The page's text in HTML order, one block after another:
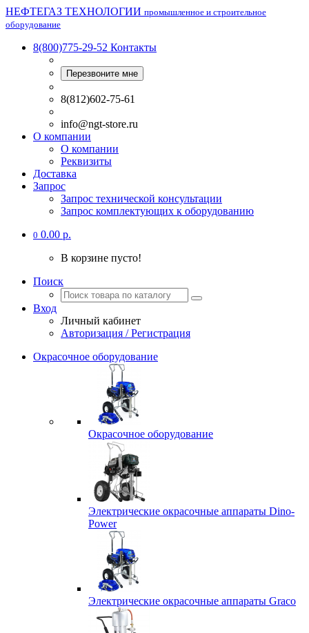
НЕФТЕГАЗ ТЕХНОЛОГИИ промышленное и строительное
оборудование
8(800)775-29-52 Контакты
Перезвоните мне
8(812)602-75-61
info@ngt-store.ru
О компании
О компании
Реквизиты
Доставка
Запрос
Запрос технической консультации
Запрос комплектующих к оборудованию
0 0.00 р.
В корзине пусто!
Поиск
Вход
Личный кабинет
Авторизация / Регистрация
Окрасочное оборудование
Окрасочное оборудование
Электрические окрасочные аппараты Dino-
Power
Электрические окрасочные аппараты Graco